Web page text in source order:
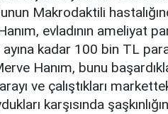
Makrodaktili
evladının ameliyat
kadar 100 bin TL
Hanım, bunu
ve çalıştıkları
karşısında